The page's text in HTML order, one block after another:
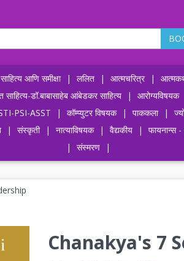
साहित्य आणि समीक्षा | ललित | आत्मचरित्र |
साहित्य-डॉ.बाबासाहेब आंबेडकर साहित्य | आरोग्यविषयक
PSI-ASST | कॉम्प्युटर विषयक | पाककला |
| संस्कृती | नात्याविषयक | वैद्यकीय | फायनान्स
|
संस्मरण |
Chanakya's 7